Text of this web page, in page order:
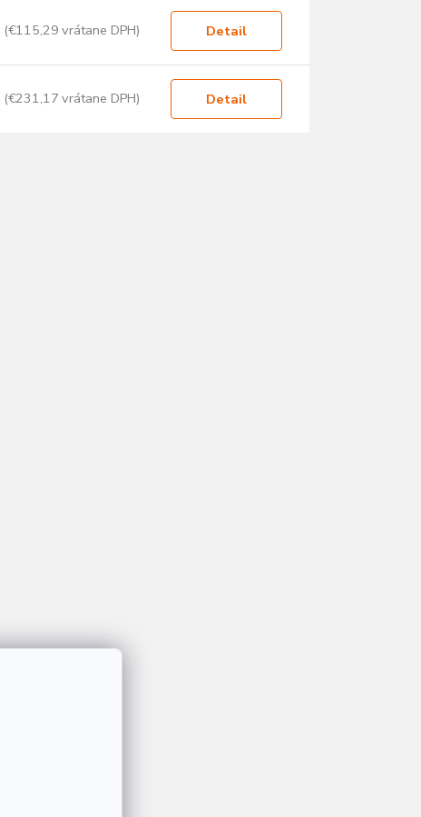
(€115,29 vrátane DPH) Detail
(€231,17 vrátane DPH) Detail